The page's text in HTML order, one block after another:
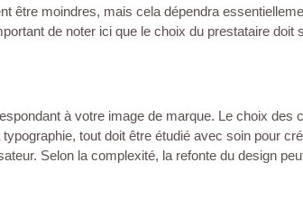
être moindres, mais cela dépendra
de noter ici que le choix du prestataire doit
à votre image de marque. Le choix des
tout doit être étudié avec soin pour
Selon la complexité, la refonte du design